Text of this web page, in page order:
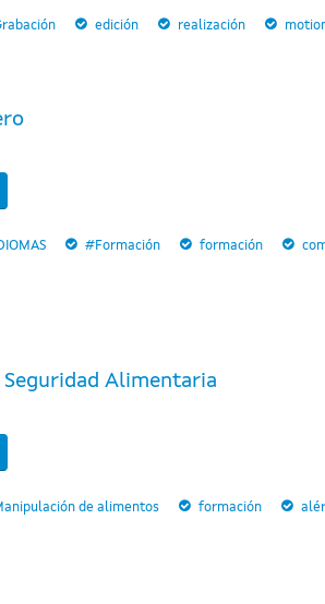
edición realización
#Formación formación
Seguridad Alimentaria
de alimentos formación